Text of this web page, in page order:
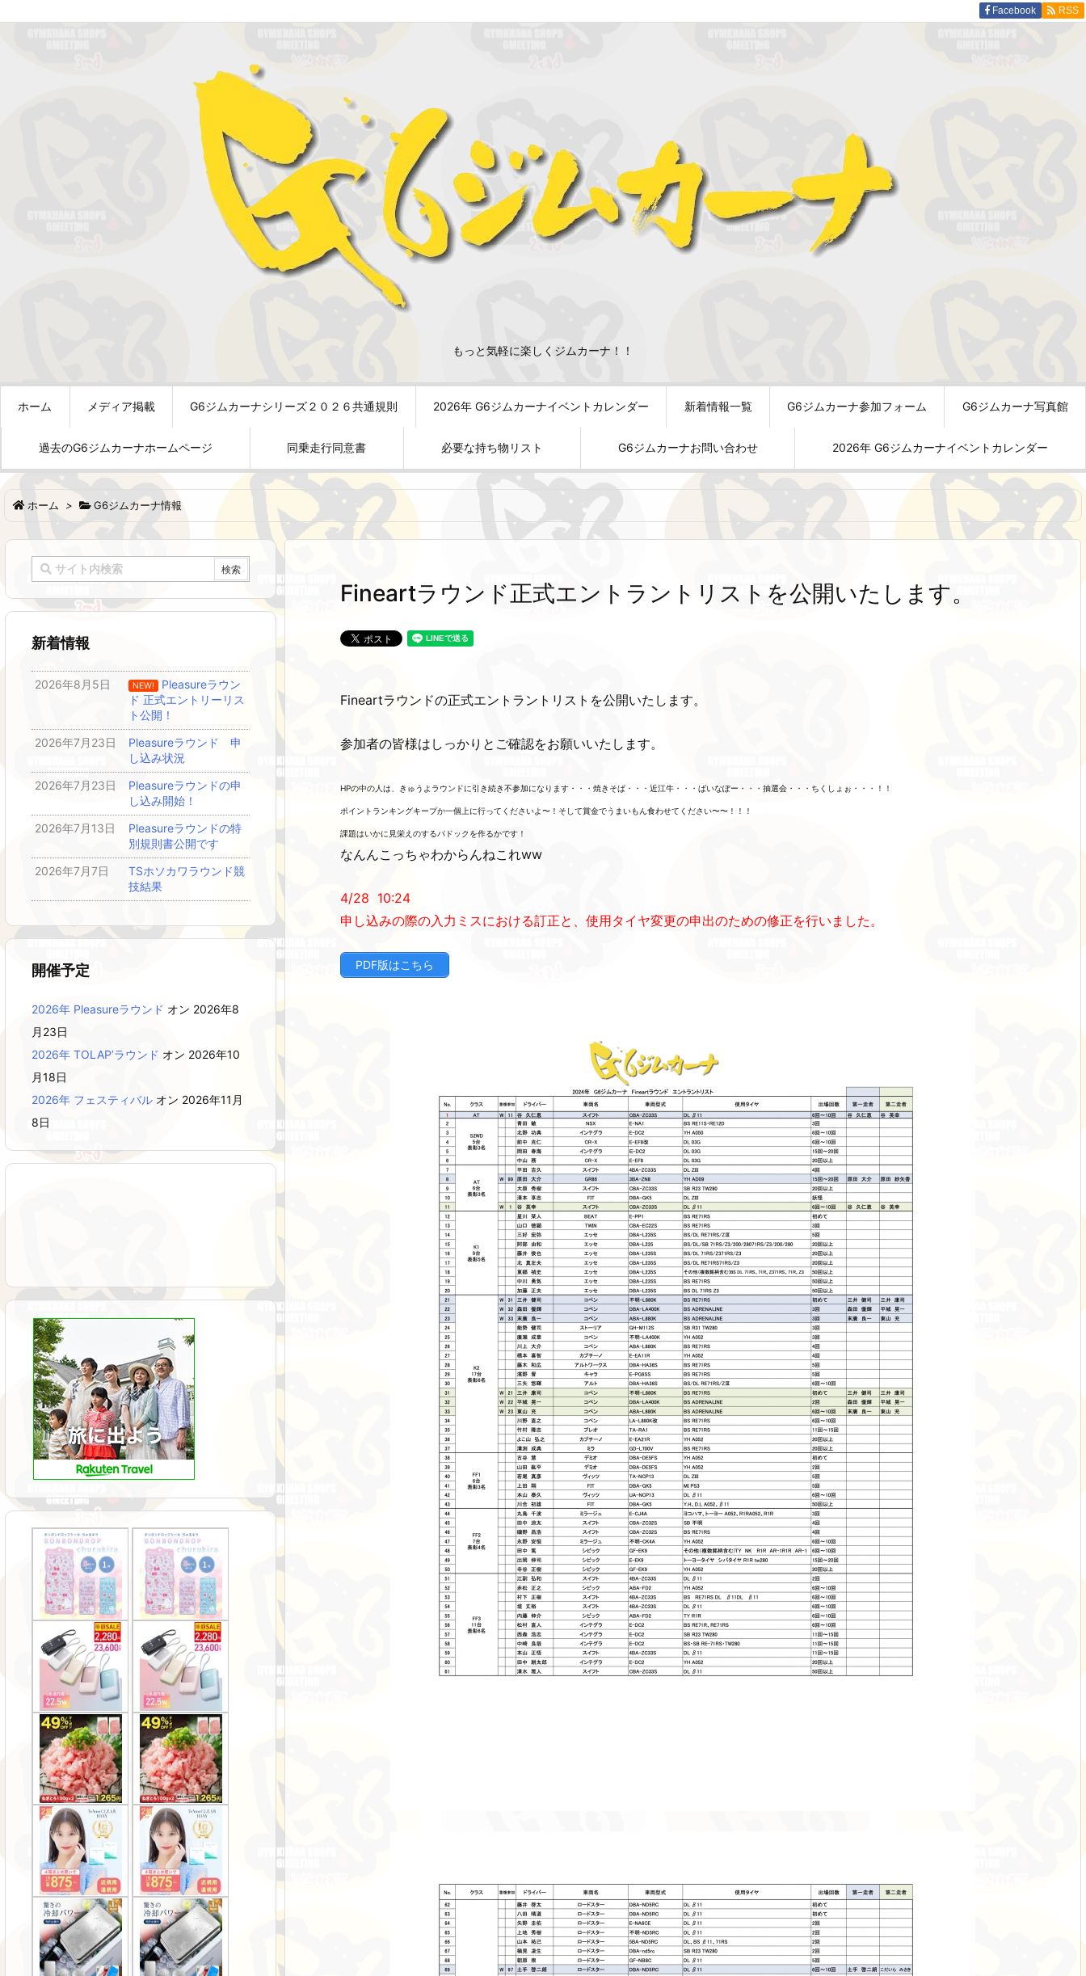
もっと気軽に楽しくジムカーナ！！
ホーム メディア掲載 G6ジムカーナシリーズ２０２６共通規則 2026年 G6ジムカーナイベントカレンダー 新着情報一覧 G6ジムカーナ参加フォーム G6ジムカーナ写真館
過去のG6ジムカーナホームページ 同乗走行同意書 必要な持ち物リスト G6ジムカーナお問い合わせ 2026年 G6ジムカーナイベントカレンダー
Facebook RSS
ホーム > G6ジムカーナ情報
Fineartラウンド正式エントラントリストを公開いたします。
Fineartラウンドの正式エントラントリストを公開いたします。
参加者の皆様はしっかりとご確認をお願いいたします。
HPの中の人は、きゅうよラウンドに引き続き不参加になります・・・焼きそば・・・近江牛・・・ぱいなぽー・・・抽選会・・・ちくしょぉ・・・！！
ポイントランキングキープか一個上に行ってくださいよ〜！そして賞金でうまいもん食わせてください〜〜！！！
課題はいかに見栄えのするパドックを作るかです！
なんんこっちゃわからんねこれww
4/28 10:24
申し込みの際の入力ミスにおける訂正と、使用タイヤ変更の申出のための修正を行いました。
PDF版はこちら
新着情報
2026年8月5日 NEW! Pleasureラウン
ド 正式エントリーリス
ト公開！
2026年7月23日
Pleasureラウンド 申
し込み状況
2026年7月23日
Pleasureラウンドの申
し込み開始！
2026年7月13日
Pleasureラウンドの特
別規則書公開です
2026年7月7日
TSホソカワラウンド競
技結果
開催予定
2026年 Pleasureラウンド オン 2026年8
月23日
2026年 TOLAP’ラウンド オン 2026年10
月18日
2026年 フェスティバル オン 2026年11月
8日